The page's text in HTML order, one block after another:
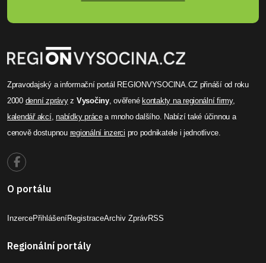
Zpravodajský a informační portál REGIONVYSOCINA.CZ přináší od roku
2000 denní zprávyz Vysočiny, ověřenékontakty na regionální firmy,
kalendář akcí,nabídky prácea mnoho dalšího. Nabízí také účinnou a
cenově dostupnou regionální inzerci pro podnikatele i jednotlivce.
O portálu
InzercePřihlášeníRegistraceArchiv ZprávRSS
Regionální portály